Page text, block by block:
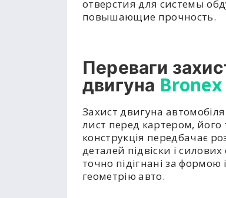
отверстия для системы
повышающие прочность.
Переваги
двигуна Bronex
Захист двигуна
лист перед картером,
конструкція передбачає
деталей підвіски і
точно підігнані за формою
геометрію авто.